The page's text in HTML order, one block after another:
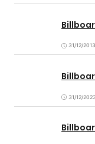
31/12/2013
31/12/2023